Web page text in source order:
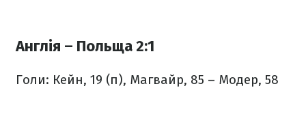
Англія – Польща 2:1
Голи: Кейн, 19 (п), Магвайр, 85 – Модер, 58